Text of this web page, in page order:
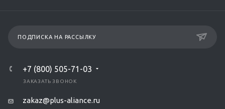
ПОДПИСКА НА РАССЫЛКУ
+7 (800) 505-71-03
ЗАКАЗАТЬ ЗВОНОК
zakaz@plus-aliance.ru